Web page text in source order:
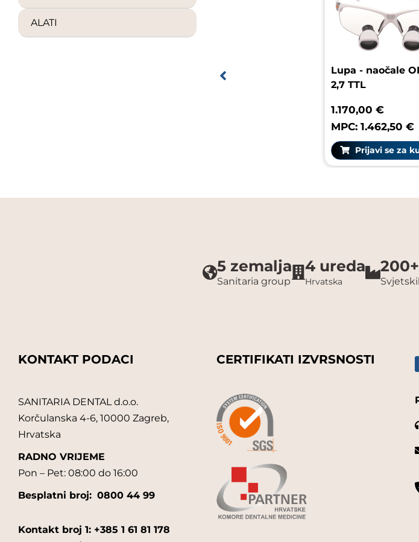
ALATI
Lupa -
1.170,00 €
MPC:
5 zemalja
Sanitaria group
4 ureda
Hrvatska
200+
KONTAKT PODACI
SANITARIA DENTAL d.o.o.
Korčulanska 4-6, 10000 Zagreb,
Hrvatska
RADNO VRIJEME
Pon – Pet: 08:00 do 16:00
Besplatni broj: 0800 44 99
Kontakt broj 1: +385 1 61 81 178
CERTIFIKATI IZVRSNOSTI